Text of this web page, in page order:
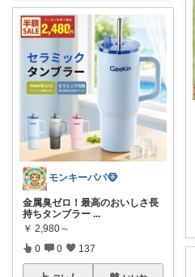
モンキーパパ🐵
金属臭ゼロ！最高のおいしさ長
持ちタンブラー ...
￥ 2,980～
0 0 137